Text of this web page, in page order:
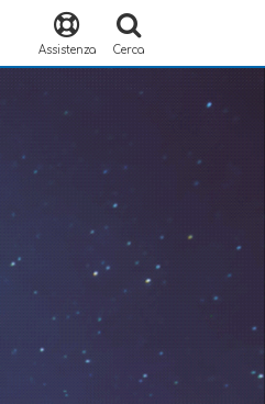
Assistenza Cerca